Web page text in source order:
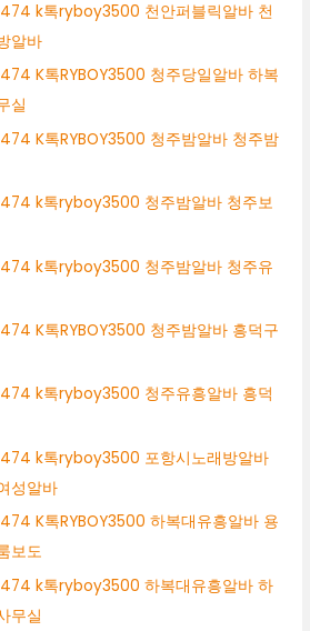
k톡ryboy3500 천안퍼블릭알바 천
알바
K톡RYBOY3500 청주당일알바 하복
실
K톡RYBOY3500 청주밤알바 청주밤
k톡ryboy3500 청주밤알바 청주보
k톡ryboy3500 청주밤알바 청주유
K톡RYBOY3500 청주밤알바 흥덕구
k톡ryboy3500 청주유흥알바 흥덕
k톡ryboy3500 포항시노래방알바
성알바
K톡RYBOY3500 하복대유흥알바 용
보도
k톡ryboy3500 하복대유흥알바 하
무실